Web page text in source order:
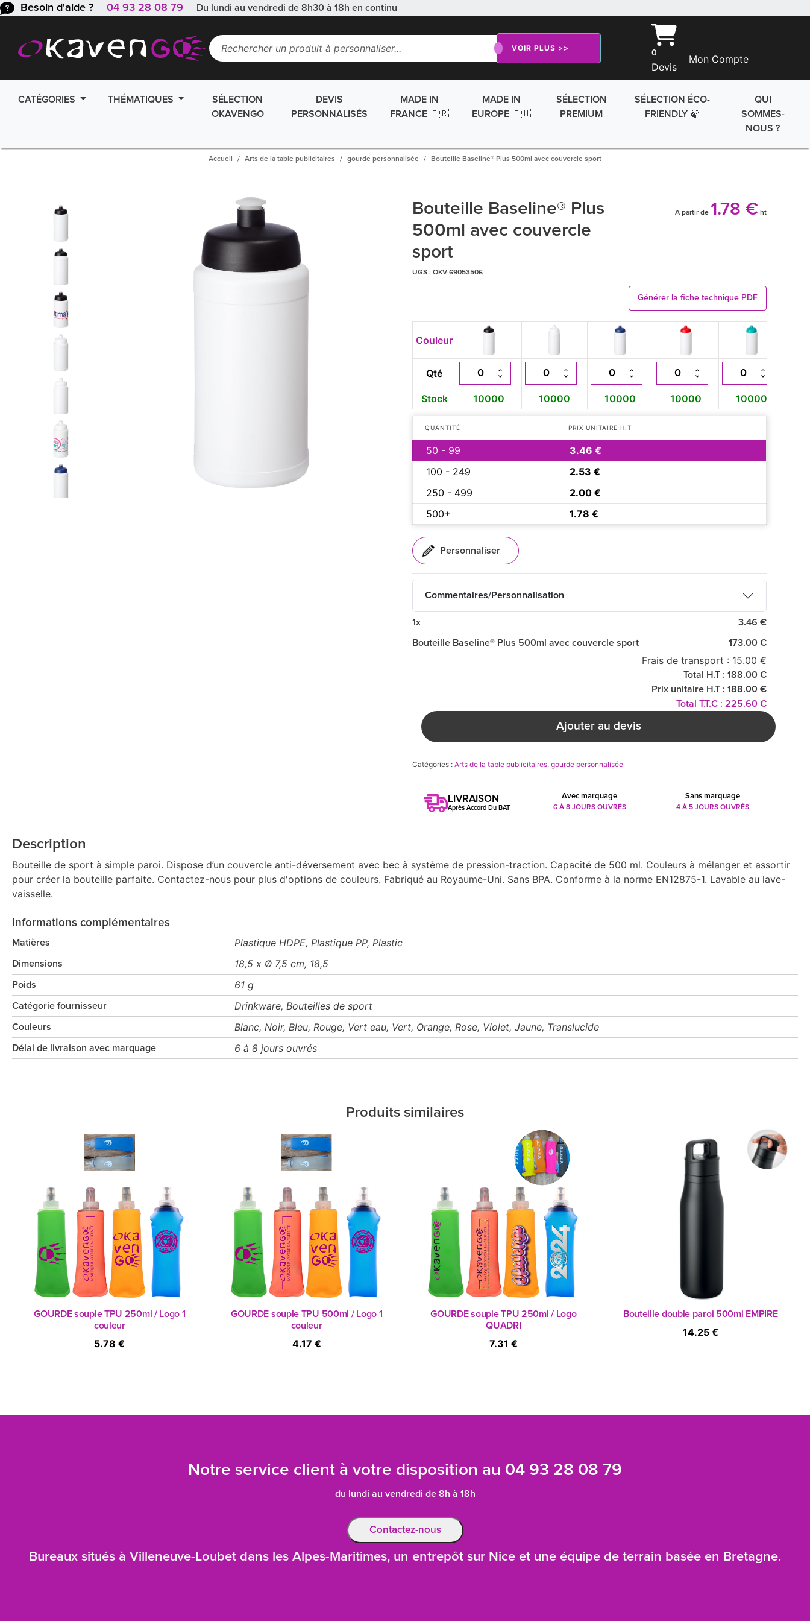
Besoin d'aide ? 04 93 28 08 79 Du lundi au vendredi de 8h30 à 18h en continu
VOIR PLUS >>
0
Devis
Mon Compte
CATÉGORIES THÉMATIQUES
SÉLECTION
OKAVENGO
DEVIS
PERSONNALISÉS
MADE IN
FRANCE 🇫🇷
MADE IN
EUROPE 🇪🇺
SÉLECTION
PREMIUM
SÉLECTION ÉCO-
FRIENDLY 🍃
QUI
SOMMES-
NOUS ?
Accueil Arts de la table publicitaires gourde personnalisée Bouteille Baseline® Plus 500ml avec couvercle sport
Bouteille Baseline® Plus
500ml avec couvercle
sport
A partir de 1.78 € ht
UGS : OKV-69053506
Générer la fiche technique PDF
Couleur
Qté
Stock 10000 10000 10000 10000 10000
QUANTITÉ PRIX UNITAIRE H.T
50 - 99
3.46 €
100 - 249
2.53 €
250 - 499
2.00 €
500+
1.78 €
Commentaires/Personnalisation
1x 3.46 €
Bouteille Baseline® Plus 500ml avec couvercle sport 173.00 €
Frais de transport : 15.00 €
Total H.T : 188.00 €
Prix unitaire H.T : 188.00 €
Total T.T.C : 225.60 €
Ajouter au devis
Catégories : Arts de la table publicitaires, gourde personnalisée
LIVRAISON
Après Accord Du BAT
Avec marquage
6 À 8 JOURS OUVRÉS
Sans marquage
4 À 5 JOURS OUVRÉS
Description
Bouteille de sport à simple paroi. Dispose d’un couvercle anti-déversement avec bec à système de pression-traction. Capacité de 500 ml. Couleurs à mélanger et assortir
pour créer la bouteille parfaite. Contactez-nous pour plus d'options de couleurs. Fabriqué au Royaume-Uni. Sans BPA. Conforme à la norme EN12875-1. Lavable au lave-
vaisselle.
Informations complémentaires
Matières Plastique HDPE, Plastique PP, Plastic
Dimensions 18,5 x Ø 7,5 cm, 18,5
Poids 61 g
Catégorie fournisseur Drinkware, Bouteilles de sport
Couleurs Blanc, Noir, Bleu, Rouge, Vert eau, Vert, Orange, Rose, Violet, Jaune, Translucide
Délai de livraison avec marquage 6 à 8 jours ouvrés
Produits similaires
GOURDE souple TPU 250ml / Logo 1
couleur
5.78 €
GOURDE souple TPU 500ml / Logo 1
couleur
4.17 €
GOURDE souple TPU 250ml / Logo
QUADRI
7.31 €
Bouteille double paroi 500ml EMPIRE
14.25 €
Notre service client à votre disposition au 04 93 28 08 79
du lundi au vendredi de 8h à 18h
Contactez-nous
Bureaux situés à Villeneuve-Loubet dans les Alpes-Maritimes, un entrepôt sur Nice et une équipe de terrain basée en Bretagne.